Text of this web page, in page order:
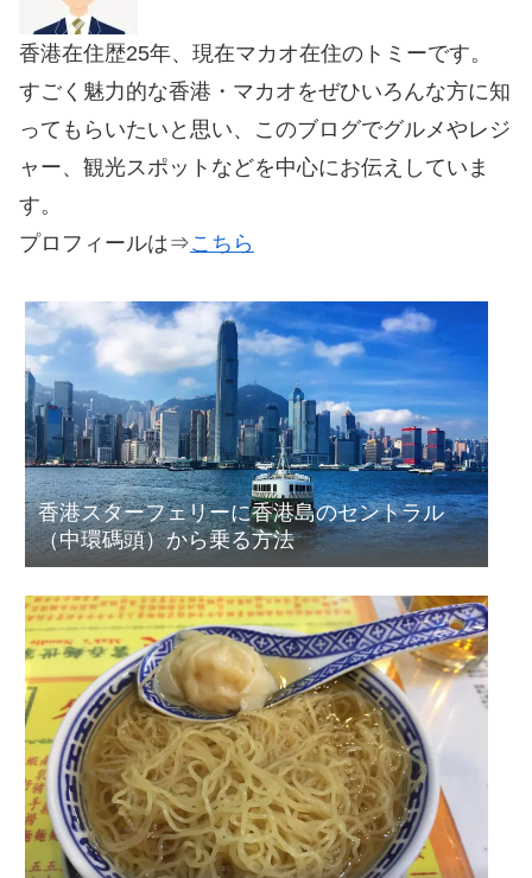
香港在住歴25年、現在マカオ在住のトミーです。
すごく魅力的な香港・マカオをぜひいろんな方に知
ってもらいたいと思い、このブログでグルメやレジ
ャー、観光スポットなどを中心にお伝えしていま
す。
プロフィールは⇒こちら
香港スターフェリーに香港島のセントラル
（中環碼頭）から乗る方法